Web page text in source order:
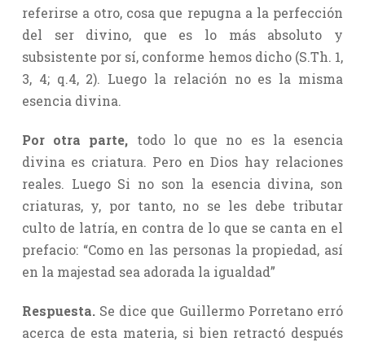
referirse a otro, cosa que repugna a la perfección
del ser divino, que es lo más absoluto y
subsistente por sí, conforme hemos dicho (S.Th. 1,
3, 4; q.4, 2). Luego la relación no es la misma
esencia divina.
Por otra parte, todo lo que no es la esencia
divina es criatura. Pero en Dios hay relaciones
reales. Luego Si no son la esencia divina, son
criaturas, y, por tanto, no se les debe tributar
culto de latría, en contra de lo que se canta en el
prefacio: “Como en las personas la propiedad, así
en la majestad sea adorada la igualdad”
Respuesta.Se dice que Guillermo Porretano erró
acerca de esta materia, si bien retractó después